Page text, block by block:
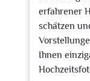
erfahrener
schätzen
Ihnen